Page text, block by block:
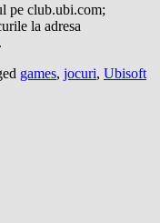
pe club.ubi.com;
la adresa
.
games, jocuri, Ubisoft